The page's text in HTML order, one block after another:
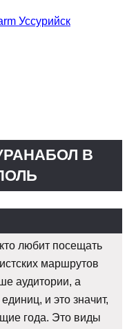
Уссурийск
В
любит посещать
маршрутов
аудитории, а
и это значит,
года. Это виды